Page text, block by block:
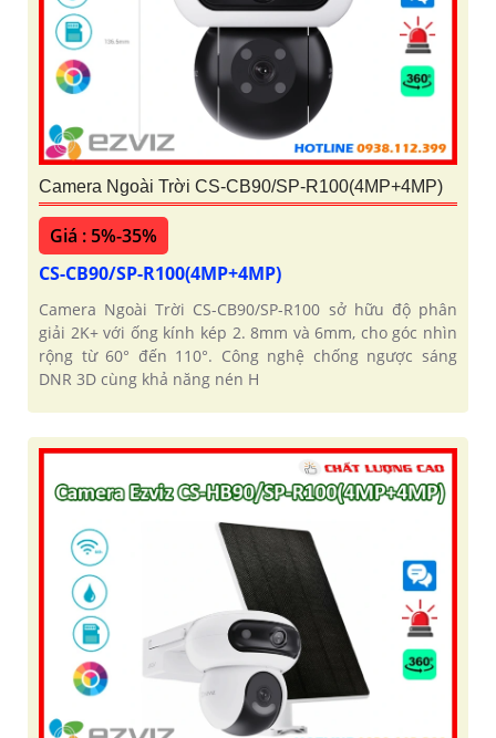
Camera Ngoài Trời CS-CB90/SP-R100(4MP+4MP)
Giá : 5%-35%
CS-CB90/SP-R100(4MP+4MP)
Camera Ngoài Trời CS-CB90/SP-R100 sở hữu độ phân
giải 2K+ với ống kính kép 2. 8mm và 6mm, cho góc nhìn
rộng từ 60° đến 110°. Công nghệ chống ngược sáng
DNR 3D cùng khả năng nén H